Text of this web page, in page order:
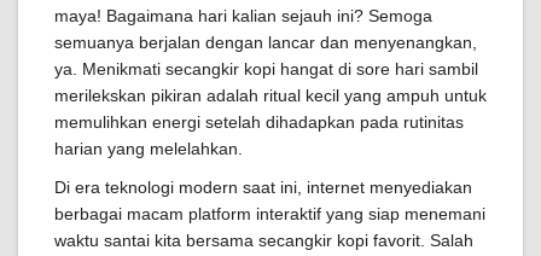
maya! Bagaimana hari kalian sejauh ini? Semoga
semuanya berjalan dengan lancar dan menyenangkan,
ya. Menikmati secangkir kopi hangat di sore hari sambil
merilekskan pikiran adalah ritual kecil yang ampuh untuk
memulihkan energi setelah dihadapkan pada rutinitas
harian yang melelahkan.
Di era teknologi modern saat ini, internet menyediakan
berbagai macam platform interaktif yang siap menemani
waktu santai kita bersama secangkir kopi favorit. Salah